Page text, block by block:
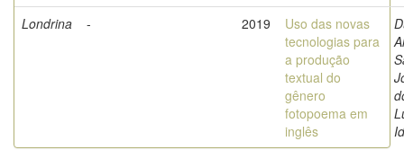
Londrina
- 2019
Uso das novas
tecnologias para
a produção
textual do
gênero
fotopoema em
inglês